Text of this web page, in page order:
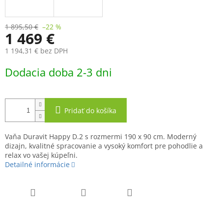
1 895,50 € –22 %
1 469 €
1 194,31 € bez DPH
cena:
Dodacia doba 2-3 dni
Pridať do košíka
Vaňa Duravit Happy D.2 s rozmermi 190 x 90 cm. Moderný
dizajn, kvalitné spracovanie a vysoký komfort pre pohodlie a
relax vo vašej kúpeľni.
Detailné informácie